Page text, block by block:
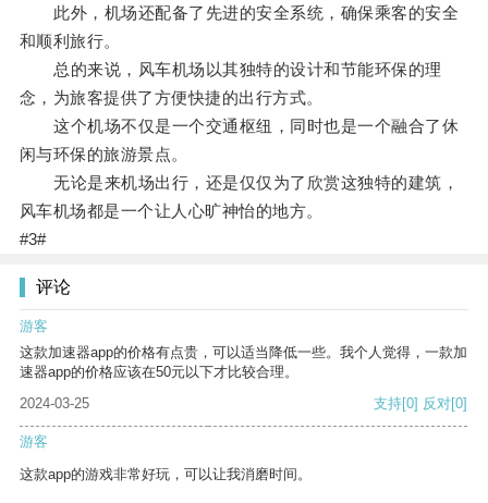
此外，机场还配备了先进的安全系统，确保乘客的安全
和顺利旅行。
总的来说，风车机场以其独特的设计和节能环保的理
念，为旅客提供了方便快捷的出行方式。
这个机场不仅是一个交通枢纽，同时也是一个融合了休
闲与环保的旅游景点。
无论是来机场出行，还是仅仅为了欣赏这独特的建筑，
风车机场都是一个让人心旷神怡的地方。
#3#
评论
游客
这款加速器app的价格有点贵，可以适当降低一些。我个人觉得，一款加
速器app的价格应该在50元以下才比较合理。
2024-03-25
支持[0] 反对[0]
游客
这款app的游戏非常好玩，可以让我消磨时间。